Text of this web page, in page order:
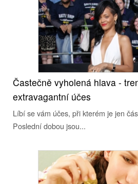
Častečně vyholená hlava -
extravagantní účes
Líbí se vám účes, při kterém je jen
Poslední dobou jsou...